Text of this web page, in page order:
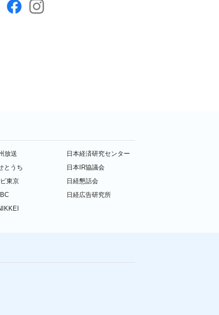
放送
とうち
東京
日本経済研究センター
日本IR協議会
日経懇話会
日経広告研究所